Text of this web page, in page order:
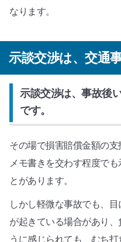
なります。
示談交渉は、交通
示談交渉は、事故後
です。
その場で損害賠償金額の
メモ書きを交わす程度で
とがあります。
しかし軽微な事故でも、
が起きている場合があり
うに感じられても、むち